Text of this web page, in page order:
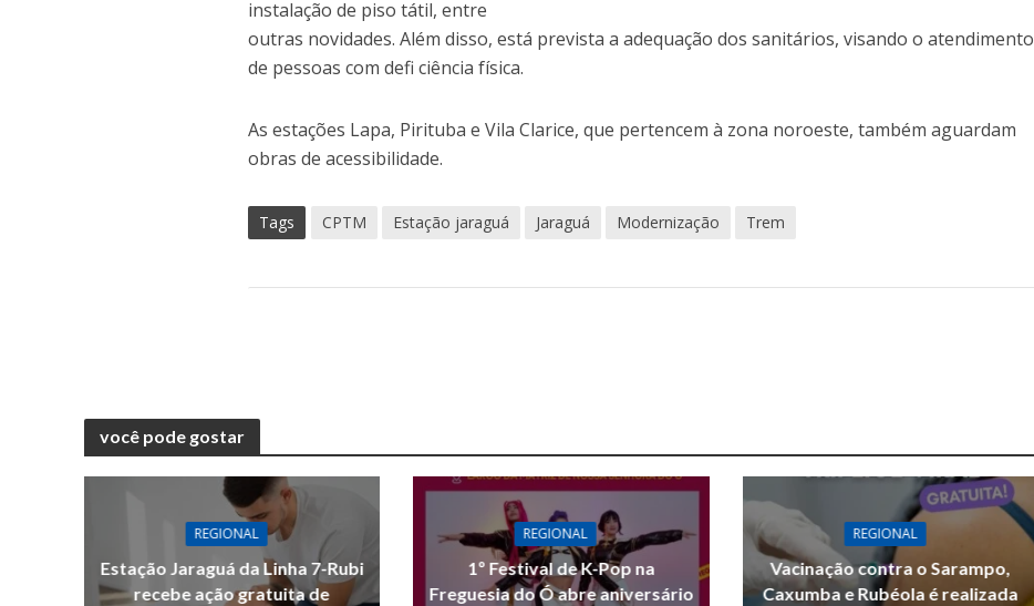
instalação de piso tátil, entre
outras novidades. Além disso, está prevista a adequação dos sanitários, visando o atendimento
de pessoas com defi ciência física.
As estações Lapa, Pirituba e Vila Clarice, que pertencem à zona noroeste, também aguardam
obras de acessibilidade.
Tags CPTM Estação jaraguá Jaraguá Modernização Trem
você pode gostar
REGIONAL
Estação Jaraguá da Linha 7-Rubi
recebe ação gratuita de
REGIONAL
1º Festival de K-Pop na
Freguesia do Ó abre aniversário
REGIONAL
Vacinação contra o Sarampo,
Caxumba e Rubéola é realizada